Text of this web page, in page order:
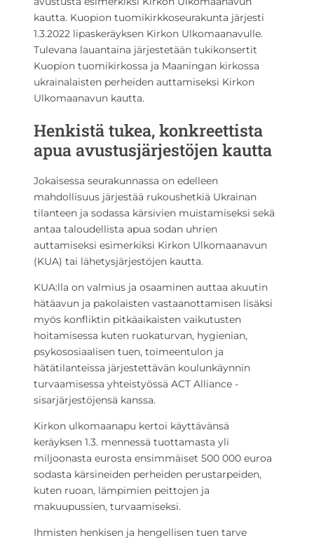
kautta. Kuopion tuomikirkkoseurakunta järjesti
1.3.2022 lipaskeräyksen Kirkon Ulkomaanavulle.
Tulevana lauantaina järjestetään tukikonsertit
Kuopion tuomikirkossa ja Maaningan kirkossa
ukrainalaisten perheiden auttamiseksi Kirkon
Ulkomaanavun kautta.
Henkistä tukea, konkreettista
apua avustusjärjestöjen kautta
Jokaisessa seurakunnassa on edelleen
mahdollisuus järjestää rukoushetkiä Ukrainan
tilanteen ja sodassa kärsivien muistamiseksi sekä
antaa taloudellista apua sodan uhrien
auttamiseksi esimerkiksi Kirkon Ulkomaanavun
(KUA) tai lähetysjärjestöjen kautta.
KUA:lla on valmius ja osaaminen auttaa akuutin
hätäavun ja pakolaisten vastaanottamisen lisäksi
myös konfliktin pitkäaikaisten vaikutusten
hoitamisessa kuten ruokaturvan, hygienian,
psykososiaalisen tuen, toimeentulon ja
hätätilanteissa järjestettävän koulunkäynnin
turvaamisessa yhteistyössä ACT Alliance -
sisarjärjestöjensä kanssa.
Kirkon ulkomaanapu kertoi käyttävänsä
keräyksen 1.3. mennessä tuottamasta yli
miljoonasta eurosta ensimmäiset 500 000 euroa
sodasta kärsineiden perheiden perustarpeiden,
kuten ruoan, lämpimien peittojen ja
makuupussien, turvaamiseksi.
Ihmisten henkisen ja hengellisen tuen tarve